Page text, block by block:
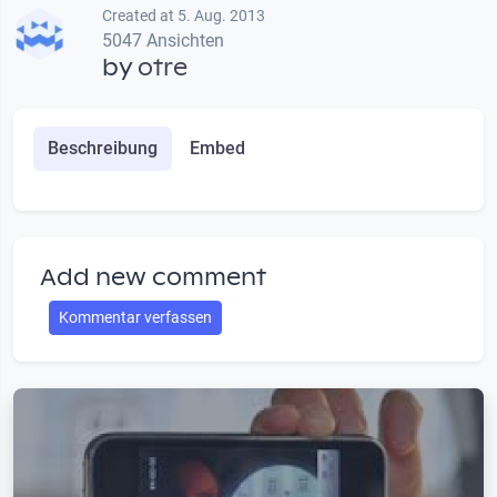
Created at 5. Aug. 2013
5047 Ansichten
byotre
Beschreibung Embed
Add new comment
Kommentar verfassen